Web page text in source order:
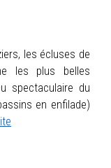
les écluses de
les plus belles
spectaculaire du
en enfilade)